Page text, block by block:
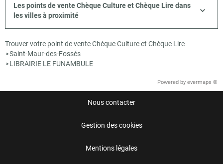
Les points de vente Chèque Culture et Chèque Lire dans
les villes à proximité
Trouver votre point de vente Chèque Culture et Chèque Lire
>Saint-Maur-des-Fossés
> LIBRAIRIE LE FUNAMBULE
Powered by evermaps ©
Nous contacter
Gestion des cookies
Mentions légales